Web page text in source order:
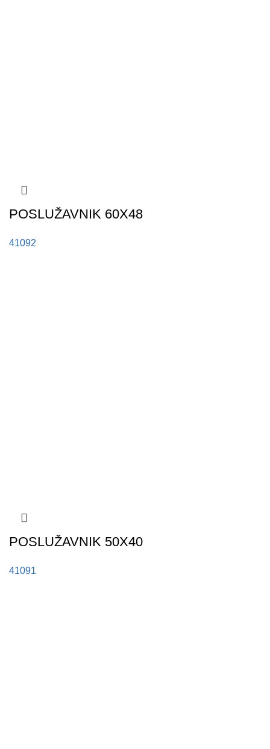
POSLUŽAVNIK 60X48
41092
POSLUŽAVNIK 50X40
41091